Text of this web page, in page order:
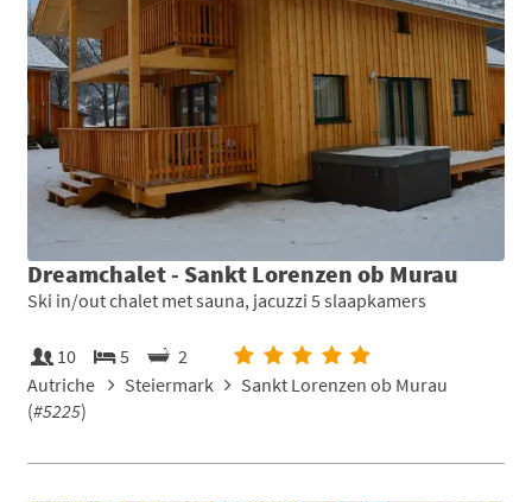
Dreamchalet - Sankt Lorenzen ob Murau
Ski in/out chalet met sauna, jacuzzi 5 slaapkamers
10 5
2
Autriche
Steiermark
Sankt Lorenzen ob Murau
(#5225)